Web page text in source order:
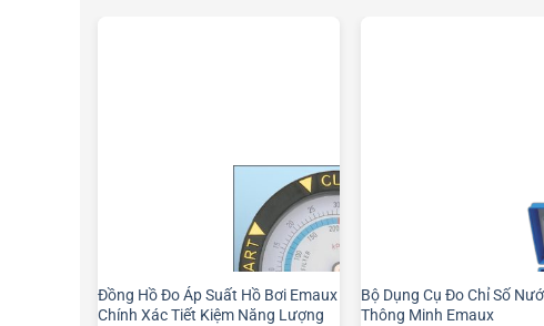
Đồng Hồ Đo Áp Suất Hồ Bơi Emaux
Chính Xác Tiết Kiệm Năng Lượng
Bộ Dụng Cụ Đo Chỉ Số
Thông Minh Emaux